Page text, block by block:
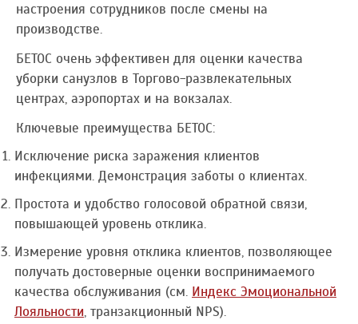
настроения сотрудников после смены на
производстве.
БЕТОС очень эффективен для оценки качества
уборки санузлов в Торгово-развлекательных
центрах, аэропортах и на вокзалах.
Ключевые преимущества БЕТОС:
Исключение риска заражения клиентов
инфекциями. Демонстрация заботы о клиентах.
Простота и удобство голосовой обратной связи,
повышающей уровень отклика.
Измерение уровня отклика клиентов, позволяющее
получать достоверные оценки воспринимаемого
качества обслуживания (см. Индекс Эмоциональной
Лояльности, транзакционный NPS).